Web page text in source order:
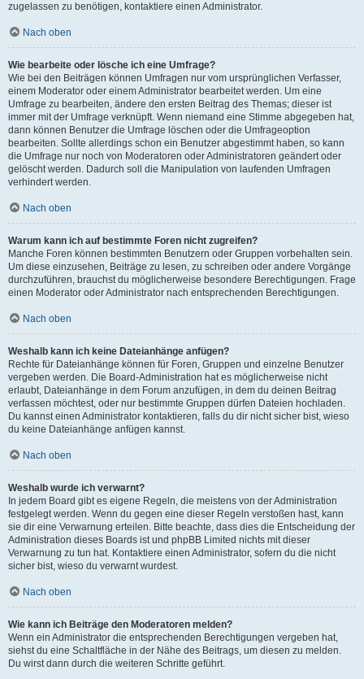
zugelassen zu benötigen, kontaktiere einen Administrator.
Nach oben
Wie bearbeite oder lösche ich eine Umfrage?
Wie bei den Beiträgen können Umfragen nur vom ursprünglichen Verfasser,
einem Moderator oder einem Administrator bearbeitet werden. Um eine
Umfrage zu bearbeiten, ändere den ersten Beitrag des Themas; dieser ist
immer mit der Umfrage verknüpft. Wenn niemand eine Stimme abgegeben hat,
dann können Benutzer die Umfrage löschen oder die Umfrageoption
bearbeiten. Sollte allerdings schon ein Benutzer abgestimmt haben, so kann
die Umfrage nur noch von Moderatoren oder Administratoren geändert oder
gelöscht werden. Dadurch soll die Manipulation von laufenden Umfragen
verhindert werden.
Nach oben
Warum kann ich auf bestimmte Foren nicht zugreifen?
Manche Foren können bestimmten Benutzern oder Gruppen vorbehalten sein.
Um diese einzusehen, Beiträge zu lesen, zu schreiben oder andere Vorgänge
durchzuführen, brauchst du möglicherweise besondere Berechtigungen. Frage
einen Moderator oder Administrator nach entsprechenden Berechtigungen.
Nach oben
Weshalb kann ich keine Dateianhänge anfügen?
Rechte für Dateianhänge können für Foren, Gruppen und einzelne Benutzer
vergeben werden. Die Board-Administration hat es möglicherweise nicht
erlaubt, Dateianhänge in dem Forum anzufügen, in dem du deinen Beitrag
verfassen möchtest, oder nur bestimmte Gruppen dürfen Dateien hochladen.
Du kannst einen Administrator kontaktieren, falls du dir nicht sicher bist, wieso
du keine Dateianhänge anfügen kannst.
Nach oben
Weshalb wurde ich verwarnt?
In jedem Board gibt es eigene Regeln, die meistens von der Administration
festgelegt werden. Wenn du gegen eine dieser Regeln verstoßen hast, kann
sie dir eine Verwarnung erteilen. Bitte beachte, dass dies die Entscheidung der
Administration dieses Boards ist und phpBB Limited nichts mit dieser
Verwarnung zu tun hat. Kontaktiere einen Administrator, sofern du die nicht
sicher bist, wieso du verwarnt wurdest.
Nach oben
Wie kann ich Beiträge den Moderatoren melden?
Wenn ein Administrator die entsprechenden Berechtigungen vergeben hat,
siehst du eine Schaltfläche in der Nähe des Beitrags, um diesen zu melden.
Du wirst dann durch die weiteren Schritte geführt.